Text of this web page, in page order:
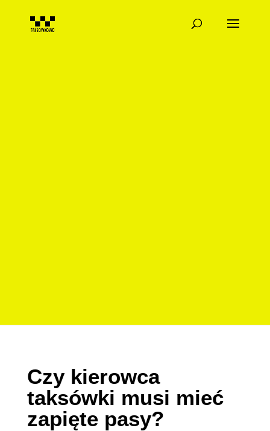
Czy kierowca
taksówki musi mieć
zapięte pasy?